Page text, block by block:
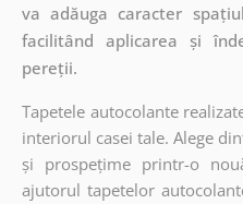
va adăuga caracter
facilitând aplicarea și
pereții.
Tapetele autocolante
interiorul casei tale. Alege
și prospețime printr-o
ajutorul tapetelor